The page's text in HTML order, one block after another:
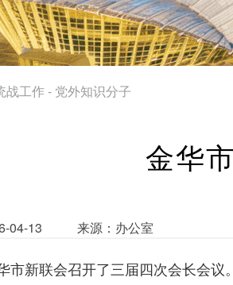
战工作- 党外知识分子
金华
04-13 来源：办公室
市新联会召开了三届四次会长会